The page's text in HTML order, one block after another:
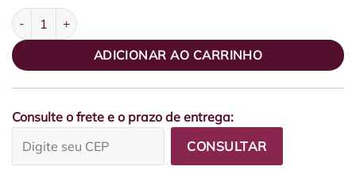
Vaso Vidro Cravina Pink quantidade
ADICIONAR AO CARRINHO
Consulte o frete e o prazo de entrega:
CONSULTAR